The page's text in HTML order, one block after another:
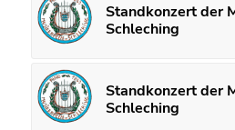
Standkonzert der
Schleching
Standkonzert der
Schleching